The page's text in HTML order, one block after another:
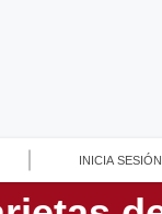
INICIA SESIÓN